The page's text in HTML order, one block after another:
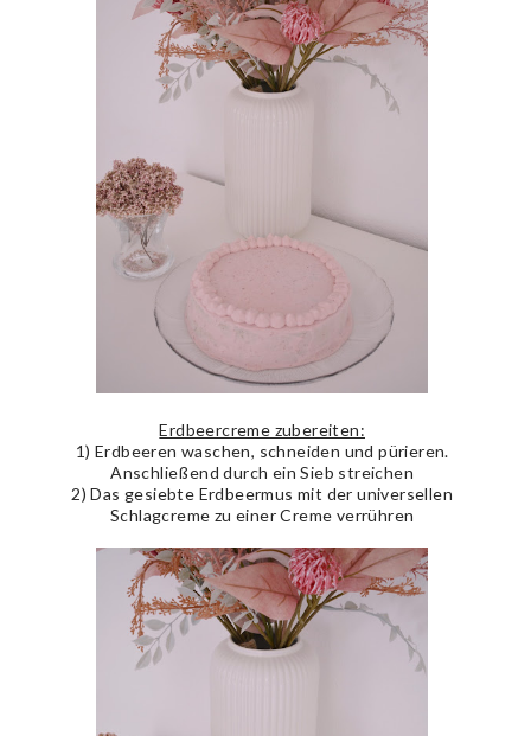
Erdbeercreme zubereiten:
1) Erdbeeren waschen, schneiden und pürieren.
Anschließend durch ein Sieb streichen
2) Das gesiebte Erdbeermus mit der universellen
Schlagcreme zu einer Creme verrühren